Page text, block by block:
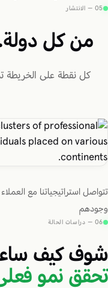
05 — الانتشار
من كل
كل نقطة على الخريطة
تتواصل استراتيجياتنا مع
وجودهم
06 — دراسات الحالة
شوف كيف
تحقق نمو